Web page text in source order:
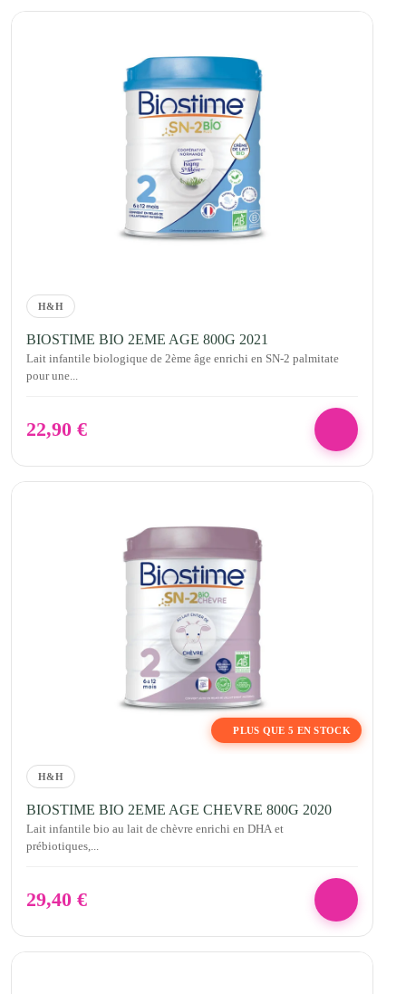
H&H
BIOSTIME BIO 2EME AGE 800G 2021
Lait infantile biologique de 2ème âge enrichi en SN-2 palmitate
pour une...
22,90 €
PLUS QUE 5 EN STOCK
H&H
BIOSTIME BIO 2EME AGE CHEVRE 800G 2020
Lait infantile bio au lait de chèvre enrichi en DHA et
prébiotiques,...
29,40 €